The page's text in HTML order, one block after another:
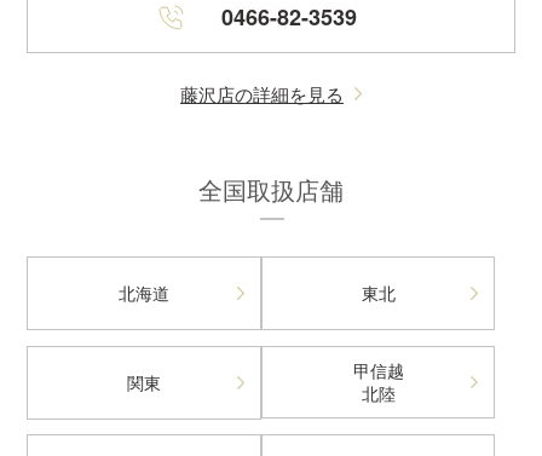
0466-82-3539
藤沢店の詳細を見る
全国取扱店舗
北海道 東北
関東
甲信越
北陸